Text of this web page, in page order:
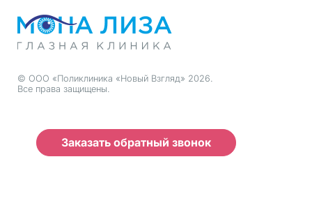
© ООО «Поликлиника «Новый Взгляд» 2026.
Все права защищены.
Заказать обратный звонок